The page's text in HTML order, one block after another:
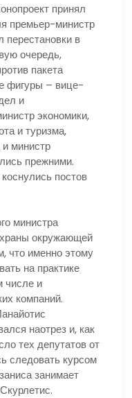
принял
премьер-министр
перестановки в
очередь,
пакета
фигуры – вице-
и
экономики,
и туризма,
министр
прежними.
постов
министра
окружающей
что именно этому
на практике
числе и
компаний.
наотрез и, как
тех депутатов от
следовать курсом
занимает